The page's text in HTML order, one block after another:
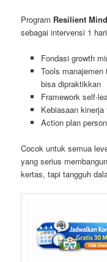
Program Resilient
sebagai intervensi 1
Fondasi growth
Tools manajemen
bisa dipraktikkan
Framework self-
Kebiasaan
Action plan
Cocok untuk semua
yang serius
kertas, tapi tangguh